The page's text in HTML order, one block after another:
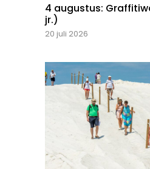
4 augustus:
jr.)
20 juli 2026